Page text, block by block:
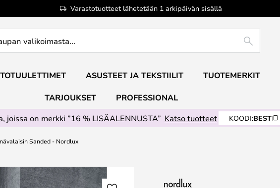
Varastotuotteet lähetetään 1 arkipäivän sisällä
ETSI
ASUSTEET JA TEKSTIILIT TUOTEMERKIT
TARJOUKSET
PROFESSIONAL
joissa on merkki ”16 % LISÄALENNUSTA” Katso tuotteet KOODI:BEST
Sanded - Nordlux